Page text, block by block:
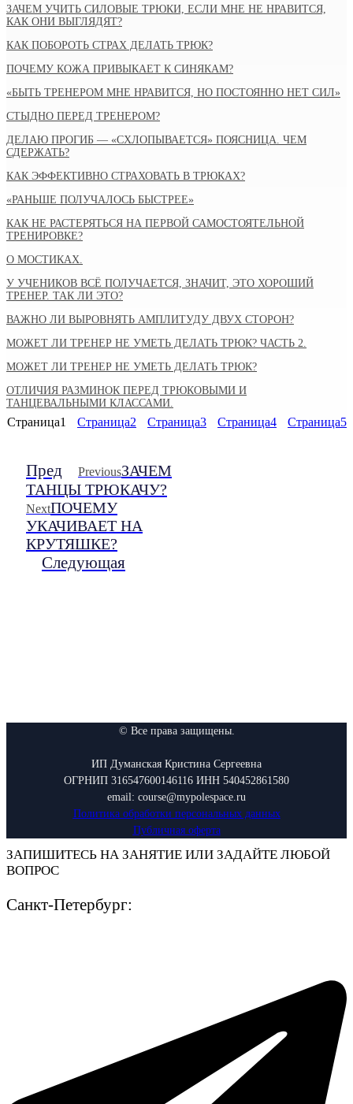
ЗАЧЕМ УЧИТЬ СИЛОВЫЕ ТРЮКИ, ЕСЛИ МНЕ НЕ НРАВИТСЯ,
КАК ОНИ ВЫГЛЯДЯТ?
КАК ПОБОРОТЬ СТРАХ ДЕЛАТЬ ТРЮК?
ПОЧЕМУ КОЖА ПРИВЫКАЕТ К СИНЯКАМ?
«БЫТЬ ТРЕНЕРОМ МНЕ НРАВИТСЯ, НО ПОСТОЯННО НЕТ СИЛ»
СТЫДНО ПЕРЕД ТРЕНЕРОМ?
ДЕЛАЮ ПРОГИБ — «СХЛОПЫВАЕТСЯ» ПОЯСНИЦА. ЧЕМ
СДЕРЖАТЬ?
КАК ЭФФЕКТИВНО СТРАХОВАТЬ В ТРЮКАХ?
«РАНЬШЕ ПОЛУЧАЛОСЬ БЫСТРЕЕ»
КАК НЕ РАСТЕРЯТЬСЯ НА ПЕРВОЙ САМОСТОЯТЕЛЬНОЙ
ТРЕНИРОВКЕ?
О МОСТИКАХ.
У УЧЕНИКОВ ВСЁ ПОЛУЧАЕТСЯ, ЗНАЧИТ, ЭТО ХОРОШИЙ
ТРЕНЕР. ТАК ЛИ ЭТО?
ВАЖНО ЛИ ВЫРОВНЯТЬ АМПЛИТУДУ ДВУХ СТОРОН?
МОЖЕТ ЛИ ТРЕНЕР НЕ УМЕТЬ ДЕЛАТЬ ТРЮК? ЧАСТЬ 2.
МОЖЕТ ЛИ ТРЕНЕР НЕ УМЕТЬ ДЕЛАТЬ ТРЮК?
ОТЛИЧИЯ РАЗМИНОК ПЕРЕД ТРЮКОВЫМИ И
ТАНЦЕВАЛЬНЫМИ КЛАССАМИ.
Страница1 Страница2 Страница3 Страница4 Страница5
Пред PreviousЗАЧЕМ
ТАНЦЫ ТРЮКАЧУ?
NextПОЧЕМУ
УКАЧИВАЕТ НА
КРУТЯШКЕ?
Следующая
© Все права защищены.
ИП Думанская Кристина Сергеевна
ОГРНИП 316547600146116 ИНН 540452861580
email: course@mypolespace.ru
Политика обработки персональных данных
Публичная оферта
ЗАПИШИТЕСЬ НА ЗАНЯТИЕ ИЛИ ЗАДАЙТЕ ЛЮБОЙ
ВОПРОС
Санкт-Петербург: